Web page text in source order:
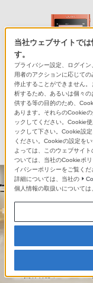
商品情報
ソニーショールー
直営店舗ソニー
当社ウェブサイトで
す。
プライバシー設定、ログイ
用者のアクションに応じて
停止することができません
析するため、あるいは個々
供する等の目的のため、
あります。それらのCookie
ックしてください。Cookie
ックして下さい。Cookie設
ください。Cookieの設定を
よっては、このウェブサイ
ついては、当社のCookieポ
イバシーポリシーをご覧くだ
詳細については、当社の
個人情報の取扱いについては